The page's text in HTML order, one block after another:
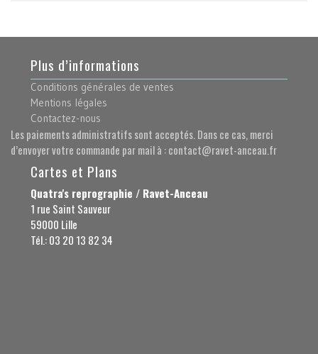
Plus d’informations
Conditions générales de ventes
Mentions légales
Contactez-nous
Les paiements administratifs sont acceptés. Dans ce cas, merci
d’envoyer votre commande par mail à : contact@ravet-anceau.fr
Cartes et Plans
Quatra's reprographie / Ravet-Anceau
1 rue Saint Sauveur
59000 Lille
Tél.: 03 20 13 82 34